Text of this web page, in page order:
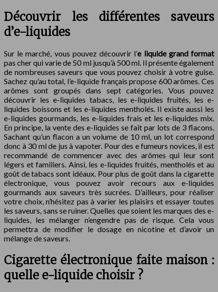
Découvrir les différentes saveurs
d’e-liquides
Sur le marché, vous pouvez découvrir l’e liquide grand format
pas cher qui varie de 50 ml jusqu’à 500 ml. Il présente également
de nombreuses saveurs que vous pouvez choisir à votre guise.
Sachez qu’au total, l’e-liquide français propose 600 arômes. Ces
arômes sont groupés dans sept catégories. Vous pouvez
découvrir les e-liquides tabacs, les e-liquides fruités, les e-
liquides boissons et les e-liquides mentholés. Il existe aussi les
e-liquides gourmands, les e-liquides frais et les e-liquides mix.
En principe, la vente des e-liquides se fait par lots de 3 flacons.
Sachant qu’un flacon a un volume de 10 ml, un lot correspond
donc à 30 ml de jus à vapoter. Pour des e fumeurs novices, il est
recommandé de commencer avec des arômes qui leur sont
légers et familiers. Ainsi, les e-liquides fruités, mentholés et au
goût de tabacs sont idéaux. Pour plus de goût dans la cigarette
électronique, vous pouvez avoir recours aux e-liquides
gourmands aux saveurs très sucrées. D’ailleurs, pour réaliser
votre choix, n’hésitez pas à varier les plaisirs et essayer toutes
les saveurs, sans se ruiner. Quelles que soient les marques des e-
liquides, les mélanger n’engendre pas de risque. Cela vous
permettra de modifier le dosage en nicotine et d’avoir un
mélange de saveurs.
Cigarette électronique faite maison :
quelle e-liquide choisir ?